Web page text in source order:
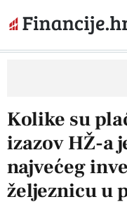
Kolike su
izazov HŽ-a
najvećeg
željeznicu u